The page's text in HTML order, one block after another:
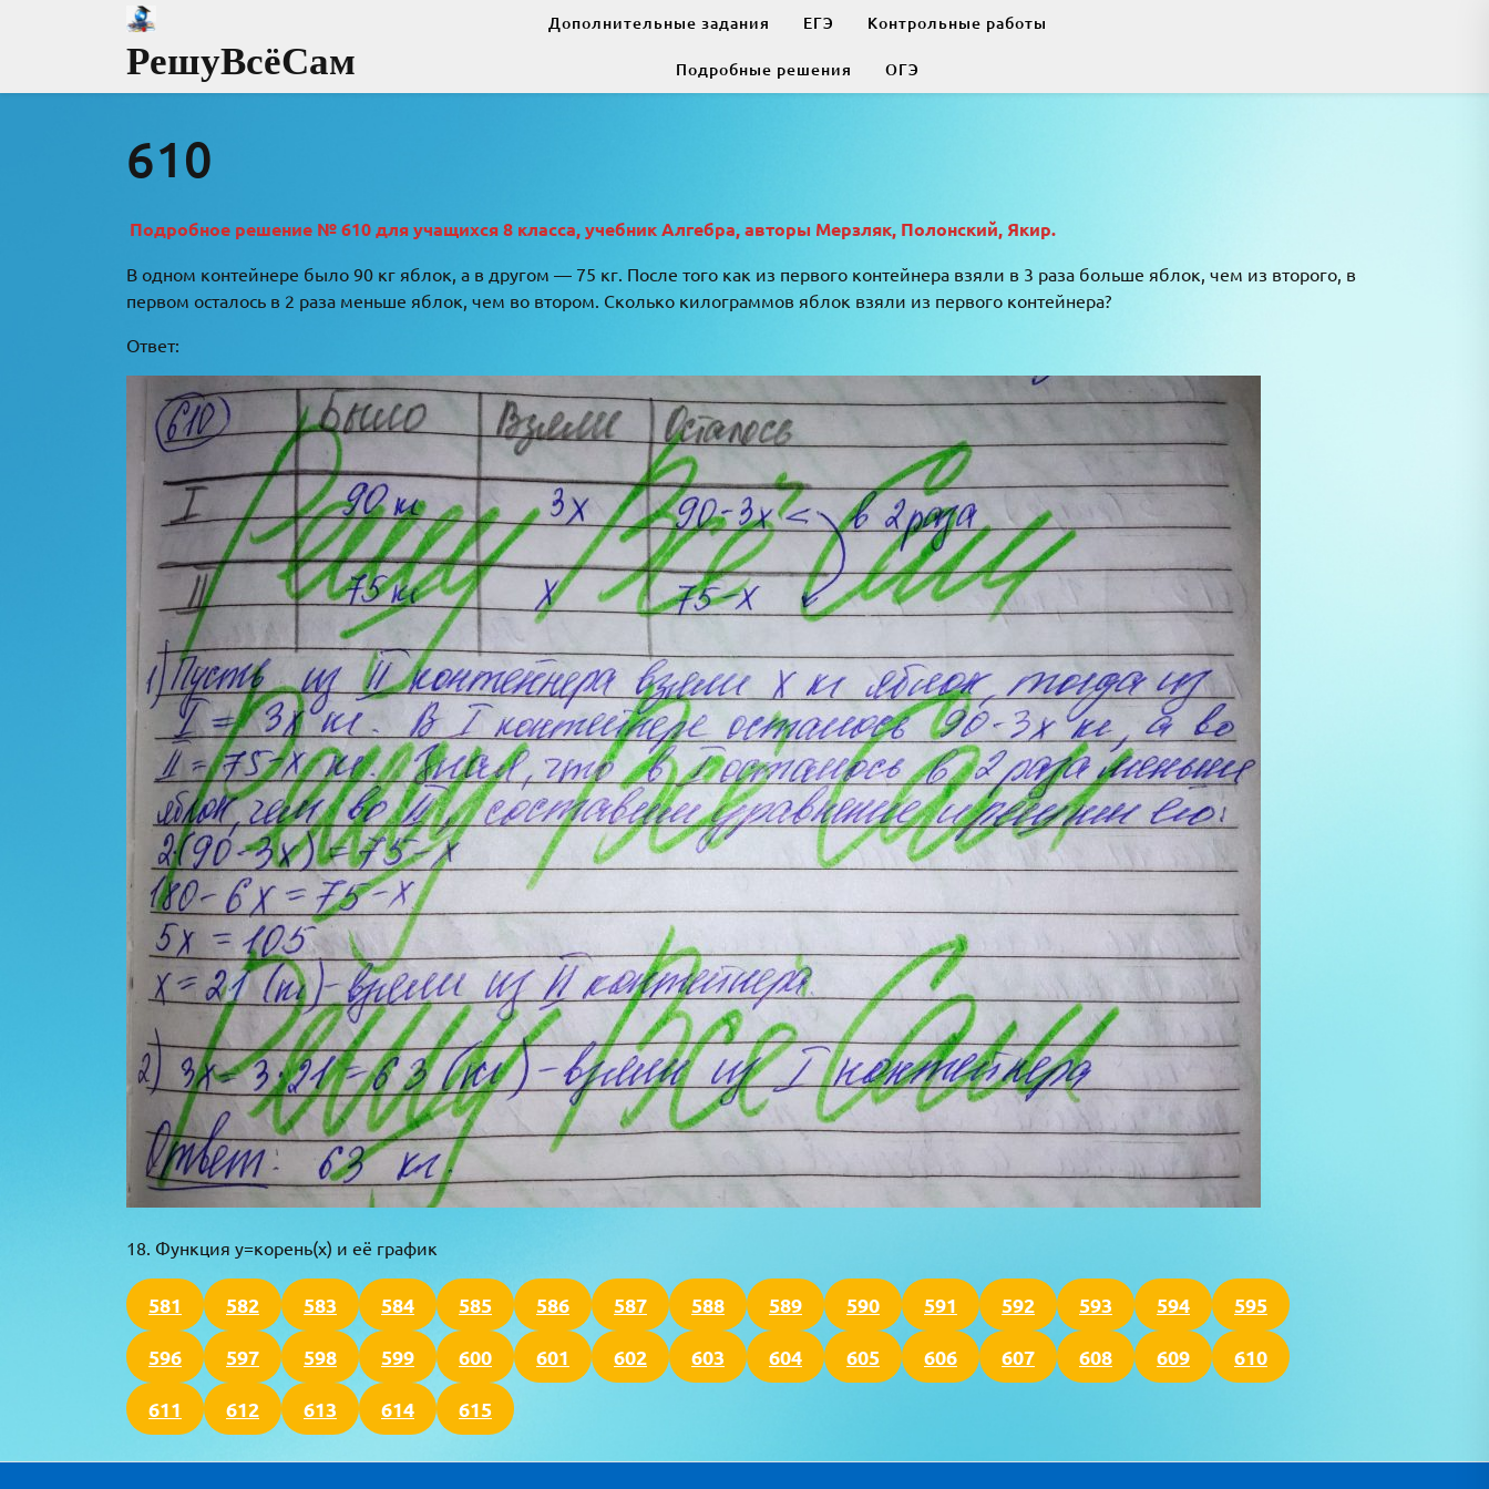
РешуВсёСам
Дополнительные задания ЕГЭ Контрольные работы
Подробные решения ОГЭ
610
Подробное решение № 610 для учащихся 8 класса, учебник Алгебра, авторы Мерзляк, Полонский, Якир.
В одном контейнере было 90 кг яблок, а в другом — 75 кг. После того как из первого контейнера взяли в 3 раза больше яблок, чем из второго, в
первом осталось в 2 раза меньше яблок, чем во втором. Сколько килограммов яблок взяли из первого контейнера?
Ответ:
18. Функция y=корень(x) и её график
581 582 583 584 585 586 587 588 589 590 591 592 593 594 595
596 597 598 599 600 601 602 603 604 605 606 607 608 609 610
611 612 613 614 615